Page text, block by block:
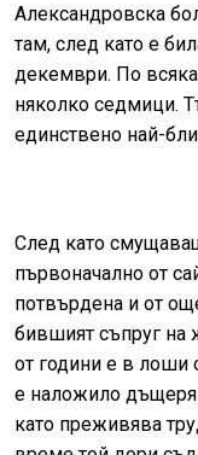
Александровска
там, след като е
декември. По
няколко седмици.
единствено най-
След като
първоначално от
потвърдена и от
бившият съпруг на
от години е в лоши
е наложило дъщеря
като преживява